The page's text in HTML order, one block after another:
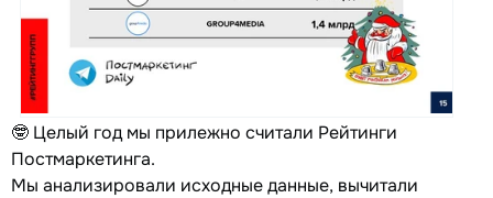
🤓 Целый год мы прилежно считали Рейтинги
Постмаркетинга.
Мы анализировали исходные данные, вычитали